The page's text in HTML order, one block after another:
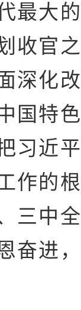
最大
收官
深化
国特
习近
作的
三中
奋进